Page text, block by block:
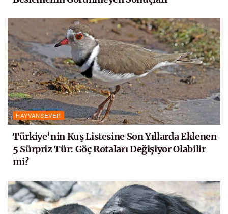
HAYVANSEVER
Türkiye’nin Kuş Listesine Son Yıllarda Eklenen
5 Sürpriz Tür: Göç Rotaları Değişiyor Olabilir
mi?